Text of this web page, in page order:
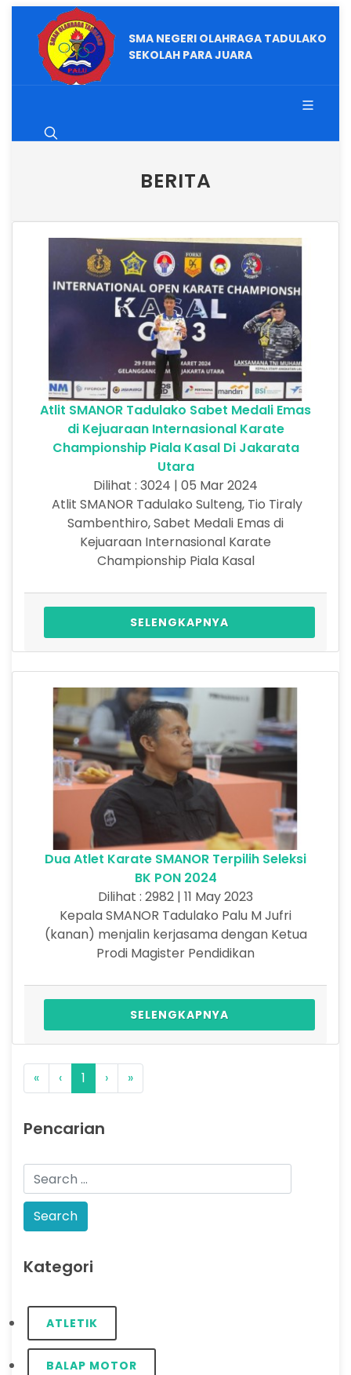
SMA NEGERI OLAHRAGA TADULAKO
SEKOLAH PARA JUARA
BERITA
Atlit SMANOR Tadulako Sabet Medali Emas
di Kejuaraan Internasional Karate
Championship Piala Kasal Di Jakarata
Utara
Dilihat : 3024 | 05 Mar 2024
Atlit SMANOR Tadulako Sulteng, Tio Tiraly
Sambenthiro, Sabet Medali Emas di
Kejuaraan Internasional Karate
Championship Piala Kasal
SELENGKAPNYA
Dua Atlet Karate SMANOR Terpilih Seleksi
BK PON 2024
Dilihat : 2982 | 11 May 2023
Kepala SMANOR Tadulako Palu M Jufri
(kanan) menjalin kerjasama dengan Ketua
Prodi Magister Pendidikan
SELENGKAPNYA
« ‹ 1 › »
Pencarian
Kategori
ATLETIK
BALAP MOTOR